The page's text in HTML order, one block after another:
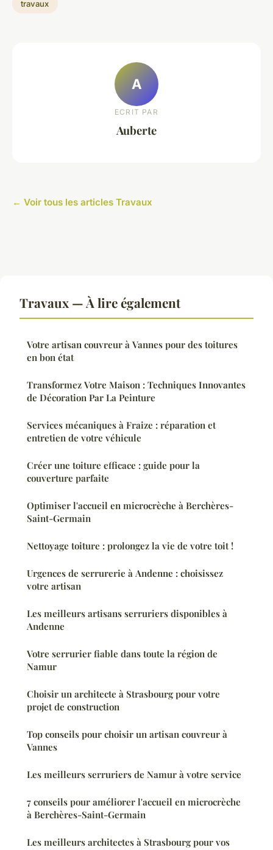
travaux
A
ECRIT PAR
Auberte
← Voir tous les articles Travaux
Travaux — À lire également
Votre artisan couvreur à Vannes pour des toitures
en bon état
Transformez Votre Maison : Techniques Innovantes
de Décoration Par La Peinture
Services mécaniques à Fraize : réparation et
entretien de votre véhicule
Créer une toiture efficace : guide pour la
couverture parfaite
Optimiser l'accueil en microcrèche à Berchères-
Saint-Germain
Nettoyage toiture : prolongez la vie de votre toit !
Urgences de serrurerie à Andenne : choisissez
votre artisan
Les meilleurs artisans serruriers disponibles à
Andenne
Votre serrurier fiable dans toute la région de
Namur
Choisir un architecte à Strasbourg pour votre
projet de construction
Top conseils pour choisir un artisan couvreur à
Vannes
Les meilleurs serruriers de Namur à votre service
7 conseils pour améliorer l'accueil en microcrèche
à Berchères-Saint-Germain
Les meilleurs architectes à Strasbourg pour vos